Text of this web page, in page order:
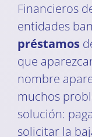
Financieros
entidades
préstamos
que
nombre
muchos
solución:
solicitar la